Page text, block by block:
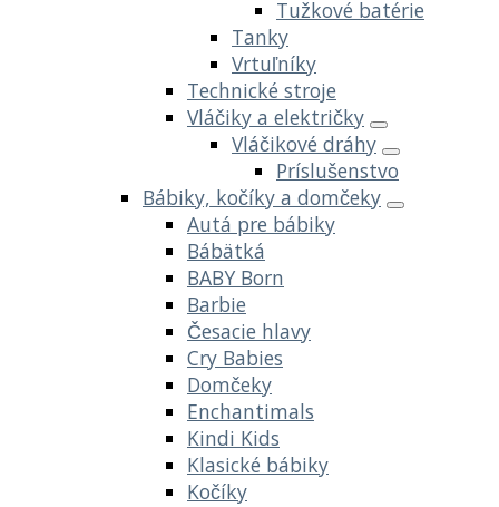
Tužkové batérie
Tanky
Vrtuľníky
Technické stroje
Vláčiky a električky
Vláčikové dráhy
Príslušenstvo
Bábiky, kočíky a domčeky
Autá pre bábiky
Bábätká
BABY Born
Barbie
Česacie hlavy
Cry Babies
Domčeky
Enchantimals
Kindi Kids
Klasické bábiky
Kočíky